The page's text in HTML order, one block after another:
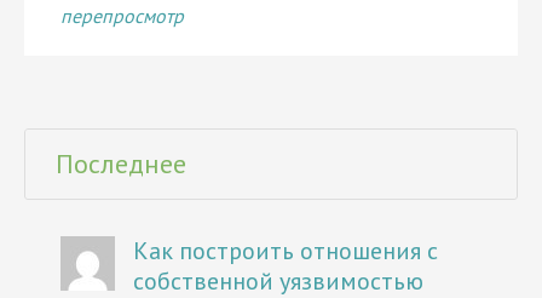
перепросмотр
Последнее
Как построить отношения с
собственной уязвимостью